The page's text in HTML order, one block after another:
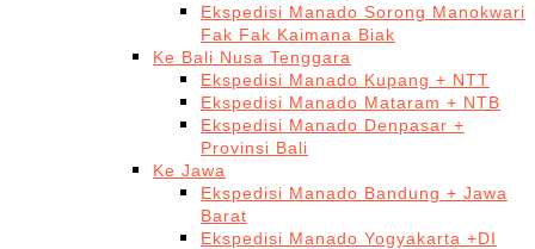
Ekspedisi Manado Sorong Manokwari
Fak Fak Kaimana Biak
Ke Bali Nusa Tenggara
Ekspedisi Manado Kupang + NTT
Ekspedisi Manado Mataram + NTB
Ekspedisi Manado Denpasar +
Provinsi Bali
Ke Jawa
Ekspedisi Manado Bandung + Jawa
Barat
Ekspedisi Manado Yogyakarta +DI